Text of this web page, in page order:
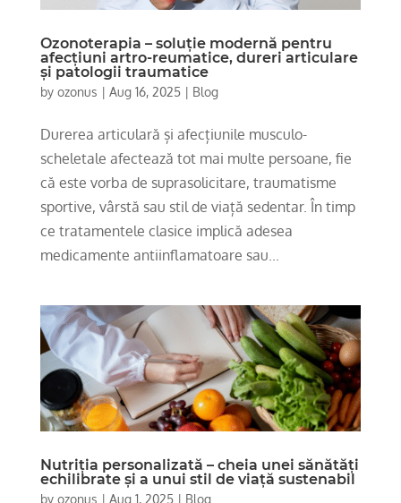
Ozonoterapia – soluție modernă pentru
afecțiuni artro-reumatice, dureri articulare
și patologii traumatice
by ozonus | Aug 16, 2025| Blog
Durerea articulară și afecțiunile musculo-
scheletale afectează tot mai multe persoane, fie
că este vorba de suprasolicitare, traumatisme
sportive, vârstă sau stil de viață sedentar. În timp
ce tratamentele clasice implică adesea
medicamente antiinflamatoare sau...
Nutriția personalizată – cheia unei sănătăți
echilibrate și a unui stil de viață sustenabil
by ozonus | Aug 1, 2025| Blog